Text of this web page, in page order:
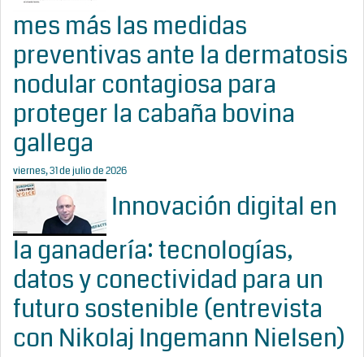
mes más las medidas
preventivas ante la dermatosis
nodular contagiosa para
proteger la cabaña bovina
gallega
viernes, 31 de julio de 2026
Innovación digital en
la ganadería: tecnologías,
datos y conectividad para un
futuro sostenible (entrevista
con Nikolaj Ingemann Nielsen)